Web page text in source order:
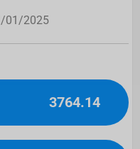
01/2025
3764.14